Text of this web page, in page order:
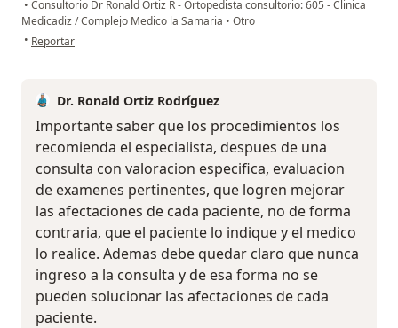
• Consultorio Dr Ronald Ortiz R - Ortopedista consultorio: 605 - Clinica
Medicadiz / Complejo Medico la Samaria • Otro
• en opinión del usuario Jimmy Lugo
Reportar
Dr. Ronald Ortiz Rodríguez
Importante saber que los procedimientos los
recomienda el especialista, despues de una
consulta con valoracion especifica, evaluacion
de examenes pertinentes, que logren mejorar
las afectaciones de cada paciente, no de forma
contraria, que el paciente lo indique y el medico
lo realice. Ademas debe quedar claro que nunca
ingreso a la consulta y de esa forma no se
pueden solucionar las afectaciones de cada
paciente.